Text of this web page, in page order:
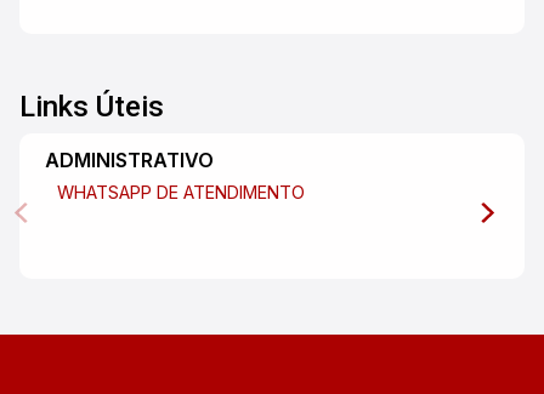
Links Úteis
ADMINISTRATIVO
WHATSAPP DE ATENDIMENTO